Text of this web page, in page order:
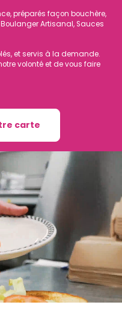
préparés façon bouchère,
Artisanal, Sauces
et servis à la demande.
volonté et de vous faire
carte